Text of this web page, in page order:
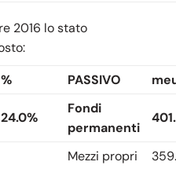
2016 lo stato
% PASSIVO
24.0%
Fondi
permanenti
Mezzi propri